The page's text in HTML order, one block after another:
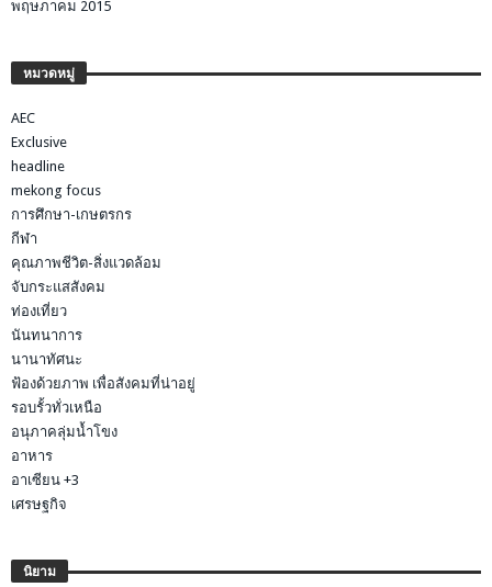
พฤษภาคม 2015
หมวดหมู่
AEC
Exclusive
headline
mekong focus
การศึกษา-เกษตรกร
กีฬา
คุณภาพชีวิต-สิ่งแวดล้อม
จับกระแสสังคม
ท่องเที่ยว
นันทนาการ
นานาทัศนะ
ฟ้องด้วยภาพ เพื่อสังคมที่น่าอยู่
รอบรั้วทั่วเหนือ
อนุภาคลุ่มน้ำโขง
อาหาร
อาเซียน +3
เศรษฐกิจ
นิยาม